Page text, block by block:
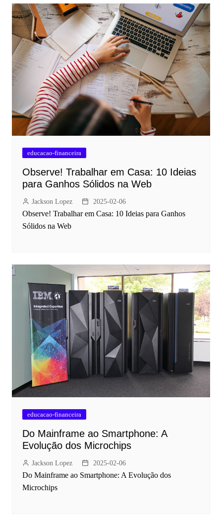
educacao-financeira
Observe! Trabalhar em Casa: 10 Ideias
para Ganhos Sólidos na Web
Jackson Lopez 2025-02-06
Observe! Trabalhar em Casa: 10 Ideias para Ganhos
Sólidos na Web
educacao-financeira
Do Mainframe ao Smartphone: A
Evolução dos Microchips
Jackson Lopez 2025-02-06
Do Mainframe ao Smartphone: A Evolução dos
Microchips